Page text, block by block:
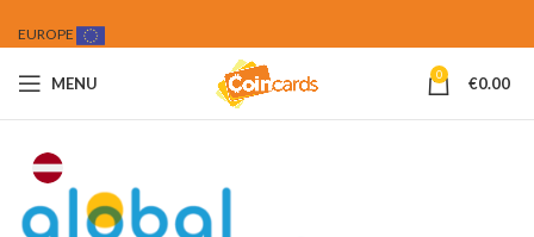
EUROPE
MENU 0 €0.00